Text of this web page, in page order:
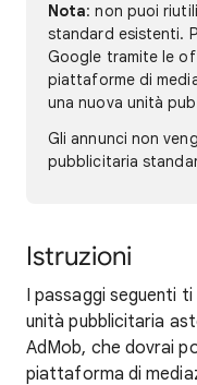
Nota: non puoi
standard esistenti.
Google tramite le
piattaforme di
una nuova unità
Gli annunci non
pubblicitaria
Istruzioni
I passaggi seguenti
unità pubblicitaria
AdMob, che dovrai
piattaforma di